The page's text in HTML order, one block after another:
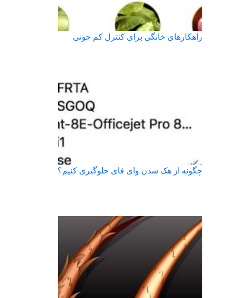
راهکارهای خانگی برای کنترل کم خونی
چگونه از هک شدن وای فای جلوگیری کنیم؟